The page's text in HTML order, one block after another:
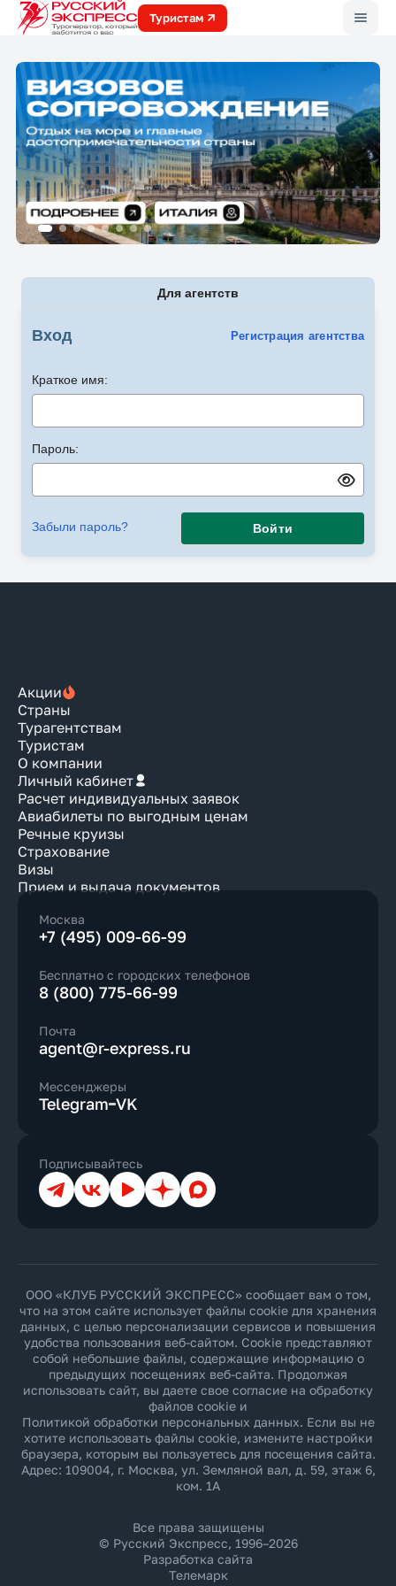
Туристам
Для агентств
Вход Регистрация агентства
Краткое имя:
Пароль:
Забыли пароль? Войти
Акции
Страны
Турагентствам
Туристам
О компании
Личный кабинет
Расчет индивидуальных заявок
Авиабилеты по выгодным ценам
Речные круизы
Страхование
Визы
Прием и выдача документов
Москва
+7 (495) 009-66-99
Бесплатно с городских телефонов
8 (800) 775-66-99
Почта
agent@r-express.ru
Мессенджеры
Telegram VK
Подписывайтесь
ТелеграмВКонтакте
YouTubeДзен Max
ООО «КЛУБ РУССКИЙ ЭКСПРЕСС» сообщает вам о том,
что на этом сайте использует файлы cookie для хранения
данных, с целью персонализации сервисов и повышения
удобства пользования веб-сайтом. Cookie представляют
собой небольшие файлы, содержащие информацию о
предыдущих посещениях веб-сайта. Продолжая
использовать сайт, вы даете свое согласие на обработку
файлов cookie и
Политикой обработки персональных данных. Если вы не
хотите использовать файлы cookie, измените настройки
браузера, которым вы пользуетесь для посещения сайта.
Адрес: 109004, г. Москва, ул. Земляной вал, д. 59, этаж 6,
ком. 1А
Все права защищены
© Русский Экспресс, 1996–2026
Разработка сайта
Телемарк